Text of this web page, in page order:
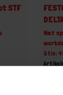
STF
Niet
Gtin: